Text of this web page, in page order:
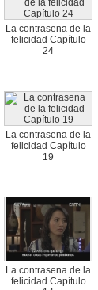
La contrasena de la
felicidad Capítulo
24
La contrasena de la
felicidad Capítulo
19
La contrasena de la
felicidad Capítulo